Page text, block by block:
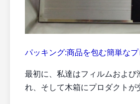
パッキング:商品を包む簡単なプ
最初に、私達はフィルムおよ
れ、そして木箱にプロダクトが